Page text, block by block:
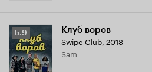
Рейтинг
Кинопоиска
5.9
5.9 Клуб воров
Swipe Club, 2018
Sam